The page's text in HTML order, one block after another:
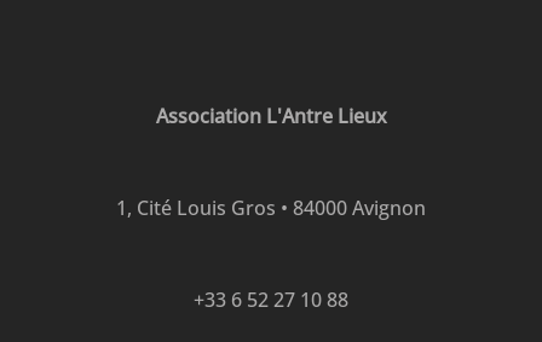
Association L'Antre Lieux
1, Cité Louis Gros • 84000 Avignon
+33 6 52 27 10 88